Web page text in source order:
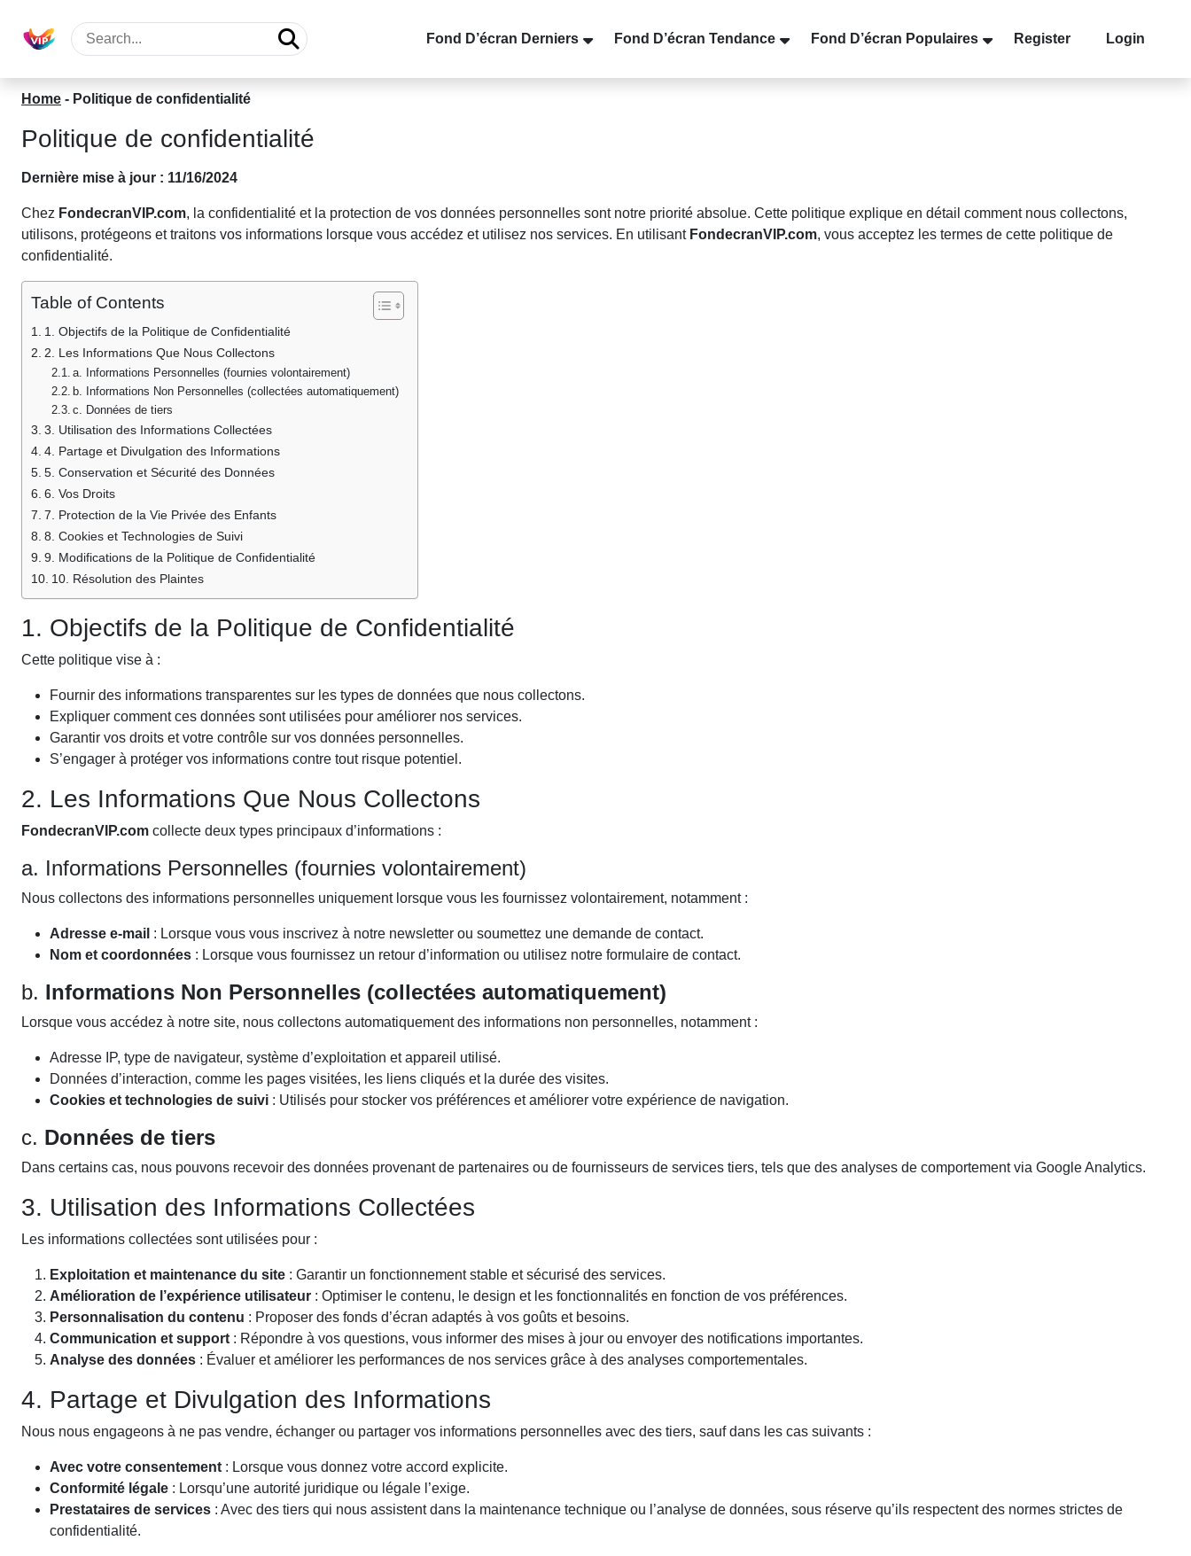
Fond D’écran Derniers Fond D’écran Tendance Fond D’écran Populaires Register Login
Home - Politique de confidentialité
Politique de confidentialité
Dernière mise à jour : 11/16/2024
Chez FondecranVIP.com, la confidentialité et la protection de vos données personnelles sont notre priorité absolue. Cette politique explique en détail comment nous collectons,
utilisons, protégeons et traitons vos informations lorsque vous accédez et utilisez nos services. En utilisant FondecranVIP.com, vous acceptez les termes de cette politique de
confidentialité.
Table of Contents
1. Objectifs de la Politique de Confidentialité
2. Les Informations Que Nous Collectons
a. Informations Personnelles (fournies volontairement)
b. Informations Non Personnelles (collectées automatiquement)
c. Données de tiers
3. Utilisation des Informations Collectées
4. Partage et Divulgation des Informations
5. Conservation et Sécurité des Données
6. Vos Droits
7. Protection de la Vie Privée des Enfants
8. Cookies et Technologies de Suivi
9. Modifications de la Politique de Confidentialité
10. Résolution des Plaintes
1. Objectifs de la Politique de Confidentialité
Cette politique vise à :
Fournir des informations transparentes sur les types de données que nous collectons.
Expliquer comment ces données sont utilisées pour améliorer nos services.
Garantir vos droits et votre contrôle sur vos données personnelles.
S’engager à protéger vos informations contre tout risque potentiel.
2. Les Informations Que Nous Collectons
FondecranVIP.com collecte deux types principaux d’informations :
a. Informations Personnelles (fournies volontairement)
Nous collectons des informations personnelles uniquement lorsque vous les fournissez volontairement, notamment :
Adresse e-mail : Lorsque vous vous inscrivez à notre newsletter ou soumettez une demande de contact.
Nom et coordonnées : Lorsque vous fournissez un retour d’information ou utilisez notre formulaire de contact.
b. Informations Non Personnelles (collectées automatiquement)
Lorsque vous accédez à notre site, nous collectons automatiquement des informations non personnelles, notamment :
Adresse IP, type de navigateur, système d’exploitation et appareil utilisé.
Données d’interaction, comme les pages visitées, les liens cliqués et la durée des visites.
Cookies et technologies de suivi : Utilisés pour stocker vos préférences et améliorer votre expérience de navigation.
c. Données de tiers
Dans certains cas, nous pouvons recevoir des données provenant de partenaires ou de fournisseurs de services tiers, tels que des analyses de comportement via Google Analytics.
3. Utilisation des Informations Collectées
Les informations collectées sont utilisées pour :
Exploitation et maintenance du site : Garantir un fonctionnement stable et sécurisé des services.
Amélioration de l’expérience utilisateur : Optimiser le contenu, le design et les fonctionnalités en fonction de vos préférences.
Personnalisation du contenu : Proposer des fonds d’écran adaptés à vos goûts et besoins.
Communication et support : Répondre à vos questions, vous informer des mises à jour ou envoyer des notifications importantes.
Analyse des données : Évaluer et améliorer les performances de nos services grâce à des analyses comportementales.
4. Partage et Divulgation des Informations
Nous nous engageons à ne pas vendre, échanger ou partager vos informations personnelles avec des tiers, sauf dans les cas suivants :
Avec votre consentement : Lorsque vous donnez votre accord explicite.
Conformité légale : Lorsqu’une autorité juridique ou légale l’exige.
Prestataires de services : Avec des tiers qui nous assistent dans la maintenance technique ou l’analyse de données, sous réserve qu’ils respectent des normes strictes de
confidentialité.